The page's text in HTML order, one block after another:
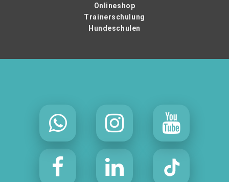
Onlineshop
Trainerschulung
Hundeschulen